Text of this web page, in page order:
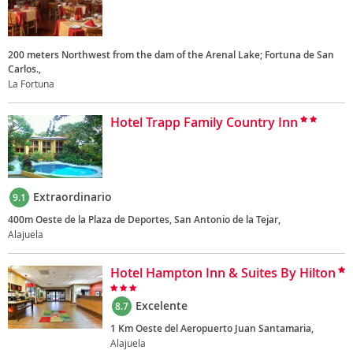
200 meters Northwest from the dam of the Arenal Lake; Fortuna de San
Carlos.,
La Fortuna
Hotel Trapp Family Country Inn
9.1 Extraordinario
400m Oeste de la Plaza de Deportes, San Antonio de la Tejar,
Alajuela
Hotel Hampton Inn & Suites By Hilton
8.7 Excelente
1 Km Oeste del Aeropuerto Juan Santamaria,
Alajuela